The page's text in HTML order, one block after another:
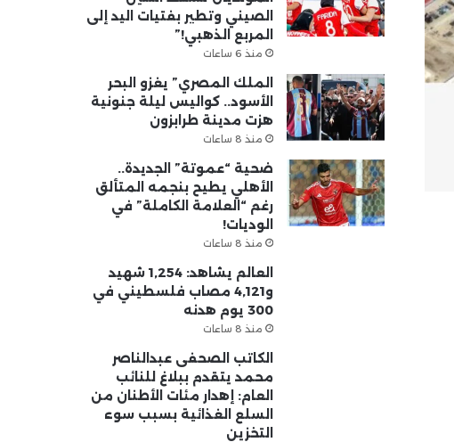
الصيني وتطير بفتيات اليد إلى
المربع الذهبي!”
منذ 6 ساعات
الملك المصري” يغزو البحر
الأسود.. كواليس ليلة جنونية
هزت مدينة طرابزون
منذ 8 ساعات
ضحية “عموتة” الجديدة..
الأهلي يطيح بنجمه المتألق
رغم “العلامة الكاملة” في
الوديات!
منذ 8 ساعات
العالم يشاهد: 1,254 شهيد
و4,121 مصاب فلسطيني في
300 يوم هدنه
منذ 8 ساعات
الكاتب الصحفى عبدالناصر
محمد يتقدم ببلاغ للنائب
العام: إهدار مئات الأطنان من
السلع الغذائية بسبب سوء
التخزين